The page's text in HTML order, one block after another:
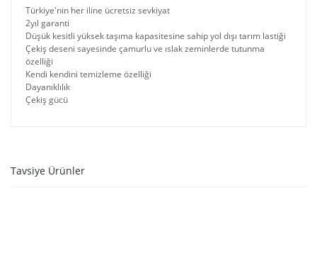
Türkiye'nin her iline ücretsiz sevkiyat
2yıl garanti
Düşük kesitli yüksek taşıma kapasitesine sahip yol dışı tarım lastiği
Çekiş deseni sayesinde çamurlu ve ıslak zeminlerde tutunma
özelliği
Kendi kendini temizleme özelliği
Dayanıklılık
Çekiş gücü
Tavsiye Ürünler